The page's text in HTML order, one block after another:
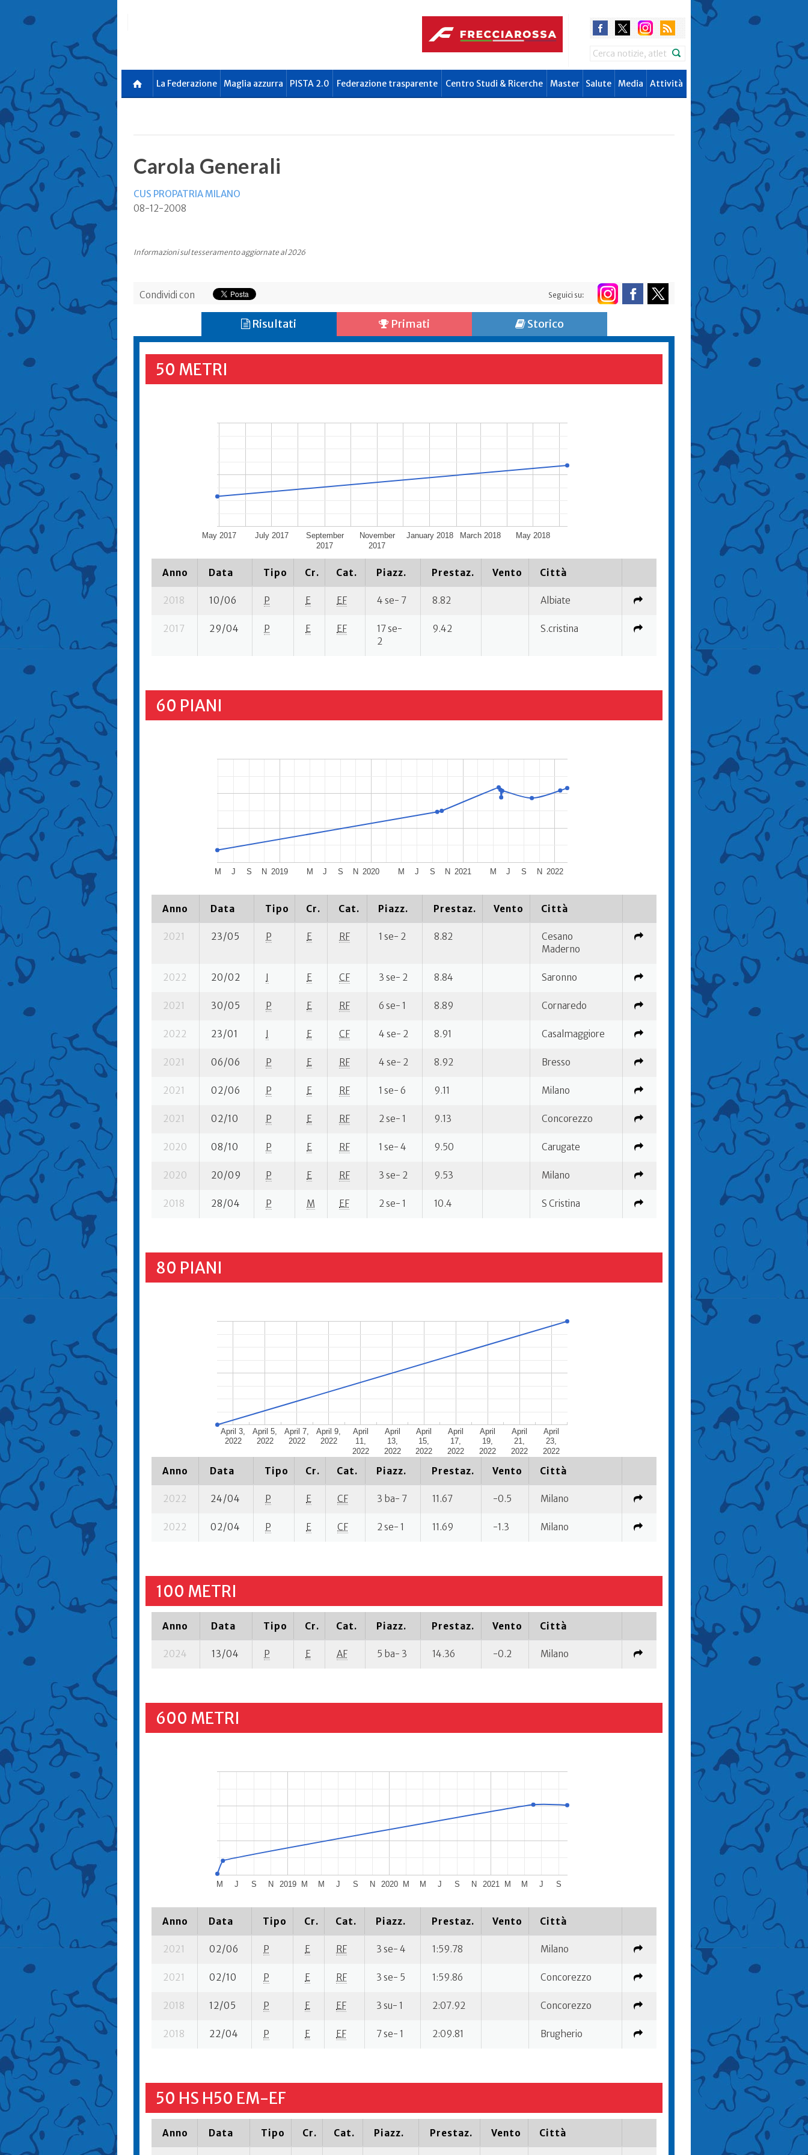
Search
La Federazione Maglia azzurra PISTA 2.0 Federazione trasparente Centro Studi & Ricerche Master Salute Media Attività
Carola Generali
CUS PROPATRIA MILANO
08-12-2008
Informazioni sul tesseramento aggiornate al 2026
Condividi con Seguici su:
Risultati Primati Storico
50 METRI
May 2017 July 2017
September
2017
November
2017
January 2018 March 2018 May 2018
Anno Data Tipo Cr. Cat. Piazz. Prestaz. Vento Città
2018 10/06 P E EF 4 se- 7 8.82 Albiate
2017 29/04 P E EF
17 se-
2
9.42 S.cristina
60 PIANI
2019 2020 2021 2022
M J S N M J S N M J S N M J S N
Anno Data Tipo Cr. Cat. Piazz. Prestaz. Vento Città
2021 23/05 P E RF 1 se- 2 8.82
Cesano
Maderno
2022 20/02 I E CF 3 se- 2 8.84 Saronno
2021 30/05 P E RF 6 se- 1 8.89 Cornaredo
2022 23/01 I E CF 4 se- 2 8.91 Casalmaggiore
2021 06/06 P E RF 4 se- 2 8.92 Bresso
2021 02/06 P E RF 1 se- 6 9.11 Milano
2021 02/10 P E RF 2 se- 1 9.13 Concorezzo
2020 08/10 P E RF 1 se- 4 9.50 Carugate
2020 20/09 P E RF 3 se- 2 9.53 Milano
2018 28/04 P M EF 2 se- 1 10.4 S Cristina
80 PIANI
April 3,
2022
April 5,
2022
April 7,
2022
April 9,
2022
April
11,
2022
April
13,
2022
April
15,
2022
April
17,
2022
April
19,
2022
April
21,
2022
April
23,
2022
Anno Data Tipo Cr. Cat. Piazz. Prestaz. Vento Città
2022 24/04 P E CF 3 ba- 7 11.67 -0.5 Milano
2022 02/04 P E CF 2 se- 1 11.69 -1.3 Milano
100 METRI
Anno Data Tipo Cr. Cat. Piazz. Prestaz. Vento Città
2024 13/04 P E AF 5 ba- 3 14.36 -0.2 Milano
600 METRI
2019 2020 2021
M J S N M M J S N M M J S N M M J S
Anno Data Tipo Cr. Cat. Piazz. Prestaz. Vento Città
2021 02/06 P E RF 3 se- 4 1:59.78 Milano
2021 02/10 P E RF 3 se- 5 1:59.86 Concorezzo
2018 12/05 P E EF 3 su- 1 2:07.92 Concorezzo
2018 22/04 P E EF 7 se- 1 2:09.81 Brugherio
50 HS H50 EM-EF
Anno Data Tipo Cr. Cat. Piazz. Prestaz. Vento Città